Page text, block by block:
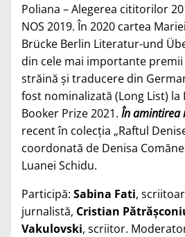
Poliana – Alegerea cititorilor
NOS 2019. În 2020 cartea
Brücke Berlin Literatur-und
din cele mai importante
străină și traducere din
fost nominalizată (Long List)
Booker Prize 2021. În amintirea
recent în colecția „Raftul
coordonată de Denisa
Luanei Schidu.
Participă: Sabina Fati,
jurnalistă, Cristian
Vakulovski, scriitor.